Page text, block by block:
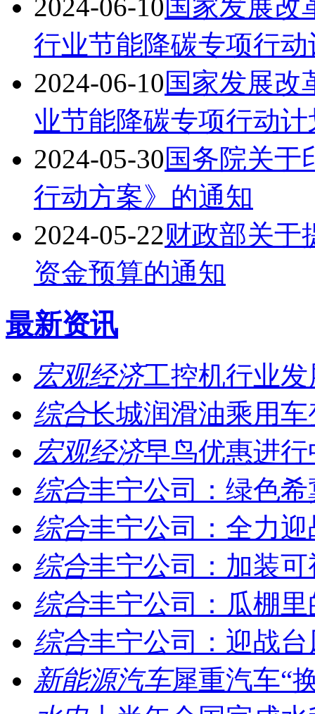
2024-06-10国家发展改
行业节能降碳专项行
2024-06-10国家发展改
业节能降碳专项行动
2024-05-30国务院关于
行动方案》的通知
2024-05-22财政部关于
资金预算的通知
最新资讯
宏观经济工控机行业
综合长城润滑油乘用
宏观经济早鸟优惠进行
综合丰宁公司：绿色
综合丰宁公司：全力
综合丰宁公司：加装
综合丰宁公司：瓜棚里
综合丰宁公司：迎战
新能源汽车犀重汽车“